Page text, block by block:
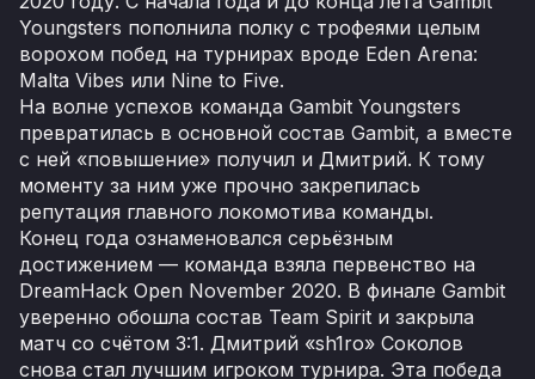
Youngsters пополнила полку с трофеями целым
ворохом побед на турнирах вроде Eden Arena:
Malta Vibes или Nine to Five.
На волне успехов команда Gambit Youngsters
превратилась в основной состав Gambit, а вместе
с ней «повышение» получил и Дмитрий. К тому
моменту за ним уже прочно закрепилась
репутация главного локомотива команды.
Конец года ознаменовался серьёзным
достижением — команда взяла первенство на
DreamHack Open November 2020. В финале Gambit
уверенно обошла состав Team Spirit и закрыла
матч со счётом 3:1. Дмитрий «sh1ro» Соколов
снова стал лучшим игроком турнира. Эта победа